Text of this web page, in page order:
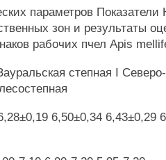
параметров
зон и результаты
рабочих пчел Apis
степная I
6,50±0,34 6,43±0,29